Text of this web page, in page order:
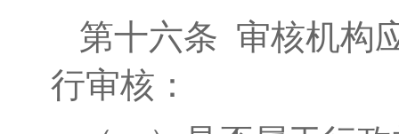
第十六条 审核机构
行审核：